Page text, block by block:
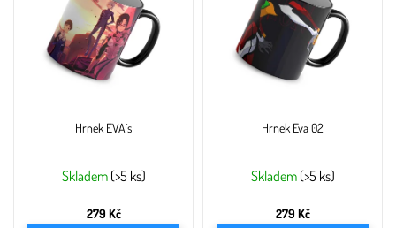
Hrnek EVA´s
Skladem (>5 ks)
279 Kč
Hrnek Eva 02
Skladem (>5 ks)
279 Kč